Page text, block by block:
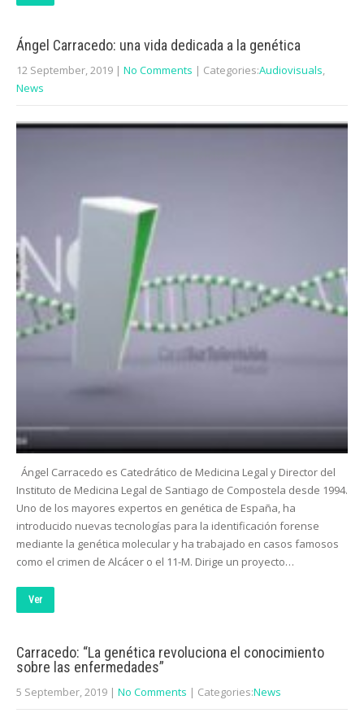
Ángel Carracedo: una vida dedicada a la genética
12 September, 2019 | No Comments | Categories:Audiovisuals,
News
Ángel Carracedo es Catedrático de Medicina Legal y Director del
Instituto de Medicina Legal de Santiago de Compostela desde 1994.
Uno de los mayores expertos en genética de España, ha
introducido nuevas tecnologías para la identificación forense
mediante la genética molecular y ha trabajado en casos famosos
como el crimen de Alcácer o el 11-M. Dirige un proyecto…
Ver
Carracedo: “La genética revoluciona el conocimiento
sobre las enfermedades”
5 September, 2019 | No Comments | Categories:News